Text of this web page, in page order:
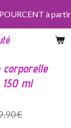
à
corporelle
ml
€